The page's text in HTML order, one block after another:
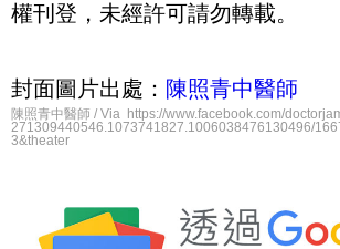
權刊登，未經許可請勿轉載。
封面圖片出處： 陳照青中醫師
陳照青中醫師 / Via https://www.facebook.com/
271309440546.1073741827.1006038476130496/
3&theater